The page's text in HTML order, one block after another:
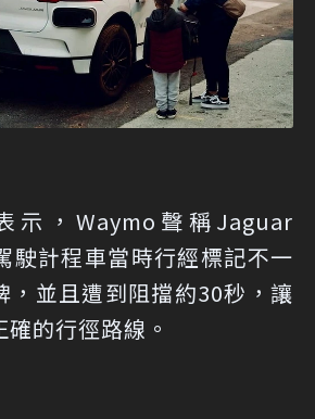
示，Waymo聲稱Jaguar
計程車當時行經標記不一
，並且遭到阻擋約30秒，讓
的行徑路線。